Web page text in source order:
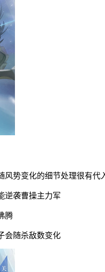
风势变化的细节处理很有代
逆袭曹操主力军
腾
会随杀敌数变化